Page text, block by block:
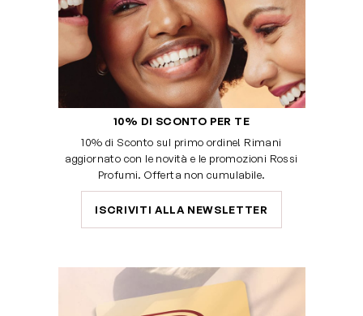
10% DI SCONTO PER TE
10% di Sconto sul primo ordine! Rimani
aggiornato con le novità e le promozioni Rossi
Profumi. Offerta non cumulabile.
ISCRIVITI ALLA NEWSLETTER